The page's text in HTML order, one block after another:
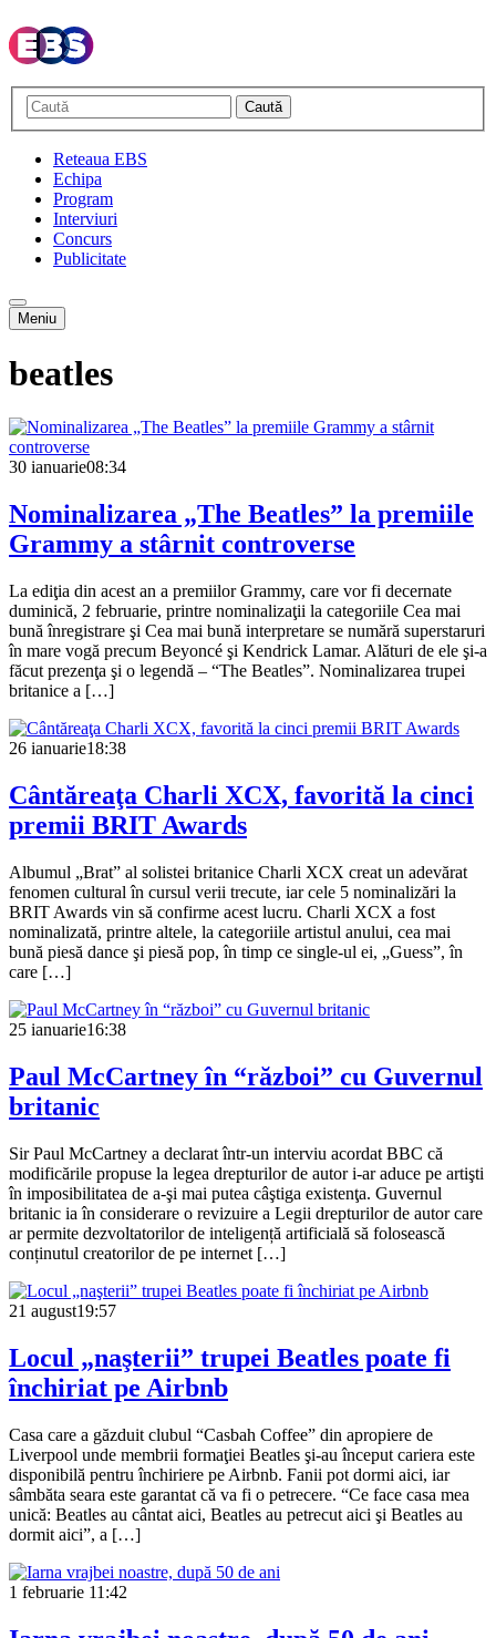
Caută
Reteaua EBS
Echipa
Program
Interviuri
Concurs
Publicitate
Meniu
beatles
30 ianuarie08:34
Nominalizarea „The Beatles” la premiile
Grammy a stârnit controverse
La ediţia din acest an a premiilor Grammy, care vor fi decernate
duminică, 2 februarie, printre nominalizaţii la categoriile Cea mai
bună înregistrare şi Cea mai bună interpretare se numără superstaruri
în mare vogă precum Beyoncé şi Kendrick Lamar. Alături de ele şi-a
făcut prezenţa şi o legendă – “The Beatles”. Nominalizarea trupei
britanice a […]
26 ianuarie18:38
Cântăreaţa Charli XCX, favorită la cinci
premii BRIT Awards
Albumul „Brat” al solistei britanice Charli XCX creat un adevărat
fenomen cultural în cursul verii trecute, iar cele 5 nominalizări la
BRIT Awards vin să confirme acest lucru. Charli XCX a fost
nominalizată, printre altele, la categoriile artistul anului, cea mai
bună piesă dance şi piesă pop, în timp ce single-ul ei, „Guess”, în
care […]
25 ianuarie16:38
Paul McCartney în “război” cu Guvernul
britanic
Sir Paul McCartney a declarat într-un interviu acordat BBC că
modificările propuse la legea drepturilor de autor i-ar aduce pe artişti
în imposibilitatea de a-şi mai putea câştiga existenţa. Guvernul
britanic ia în considerare o revizuire a Legii drepturilor de autor care
ar permite dezvoltatorilor de inteligență artificială să folosească
conținutul creatorilor de pe internet […]
21 august19:57
Locul „naşterii” trupei Beatles poate fi
închiriat pe Airbnb
Casa care a găzduit clubul “Casbah Coffee” din apropiere de
Liverpool unde membrii formaţiei Beatles şi-au început cariera este
disponibilă pentru închiriere pe Airbnb. Fanii pot dormi aici, iar
sâmbăta seara este garantat că va fi o petrecere. “Ce face casa mea
unică: Beatles au cântat aici, Beatles au petrecut aici şi Beatles au
dormit aici”, a […]
1 februarie 11:42